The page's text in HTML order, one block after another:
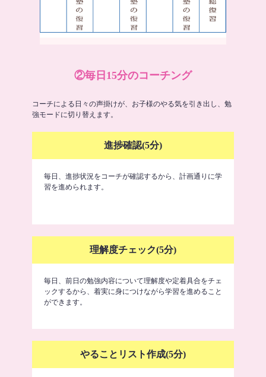
②毎日15分のコーチング
コーチによる日々の声掛けが、お子様のやる気を引き出し、勉
強モードに切り替えます。
進捗確認(5分)
毎日、進捗状況をコーチが確認するから、計画通りに学
習を進められます。
理解度チェック(5分)
毎日、前日の勉強内容について理解度や定着具合をチェ
ックするから、着実に身につけながら学習を進めること
ができます。
やることリスト作成(5分)